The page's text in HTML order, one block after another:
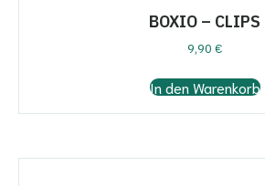
BOXIO – CLIPS
9,90 €
In den Warenkorb